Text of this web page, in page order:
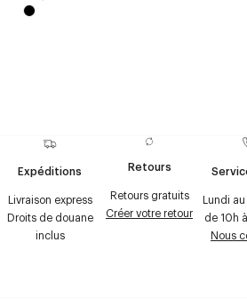
Expéditions
Livraison express
Droits de douane
inclus
Retours
Retours gratuits
Créer votre retour
Lundi
de 10h
Nous